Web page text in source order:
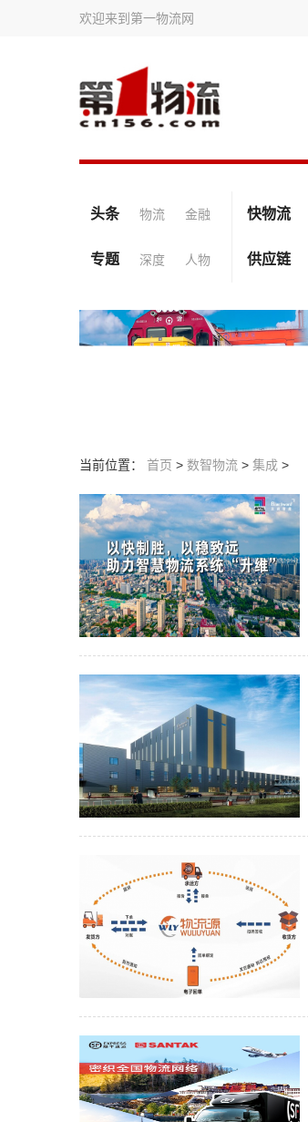
欢迎来到第一物流网
头条 物流 金融 快物流
专题 深度 人物 供应链
当前位置： 首页 > 数智物流 > 集成 >